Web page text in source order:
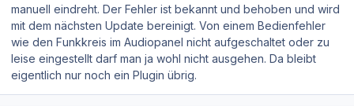
manuell eindreht. Der Fehler ist bekannt und behoben und wird
mit dem nächsten Update bereinigt. Von einem Bedienfehler
wie den Funkkreis im Audiopanel nicht aufgeschaltet oder zu
leise eingestellt darf man ja wohl nicht ausgehen. Da bleibt
eigentlich nur noch ein Plugin übrig.